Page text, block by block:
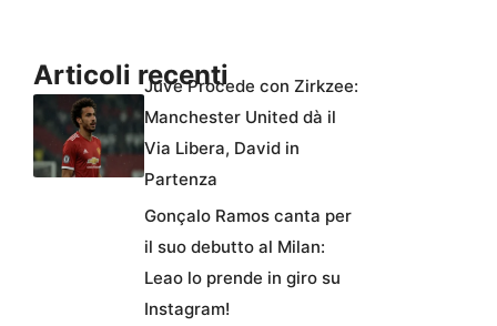
Articoli recentiJuve Procede con Zirkzee:
Manchester United dà il
Via Libera, David in
Partenza
Gonçalo Ramos canta per
il suo debutto al Milan:
Leao lo prende in giro su
Instagram!